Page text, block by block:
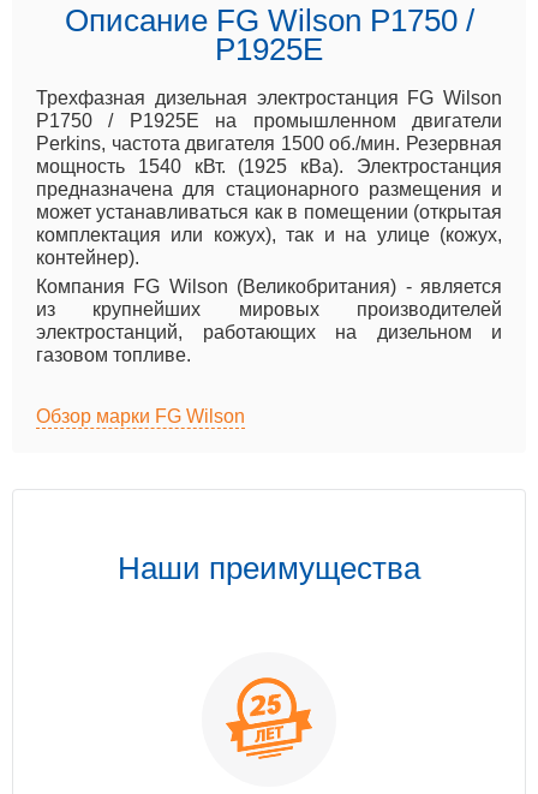
Описание FG Wilson P1750 /
P1925E
Трехфазная дизельная электростанция FG Wilson
P1750 / P1925E на промышленном двигатели
Perkins, частота двигателя 1500 об./мин. Резервная
мощность 1540 кВт. (1925 кВа). Электростанция
предназначена для стационарного размещения и
может устанавливаться как в помещении (открытая
комплектация или кожух), так и на улице (кожух,
контейнер).
Компания FG Wilson (Великобритания) - является
из крупнейших мировых производителей
электростанций, работающих на дизельном и
газовом топливе.
Обзор марки FG Wilson
Наши преимущества